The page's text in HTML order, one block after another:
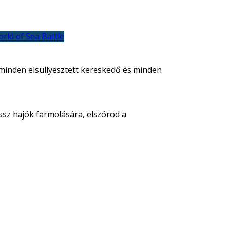
of Sea Battle
elsüllyesztett kereskedő és minden
hajók farmolására, elszórod a